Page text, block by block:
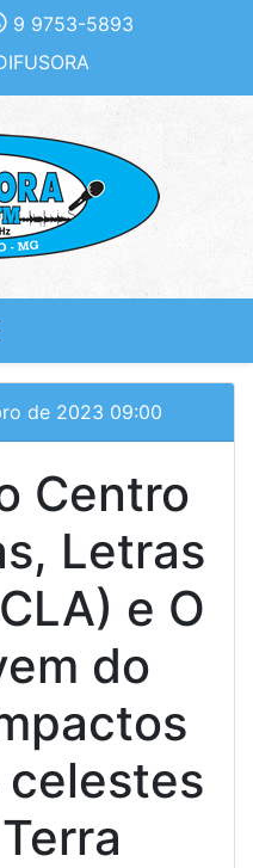
9 9753-5893
de 2023 09:00
Centro
Letras
e O
do